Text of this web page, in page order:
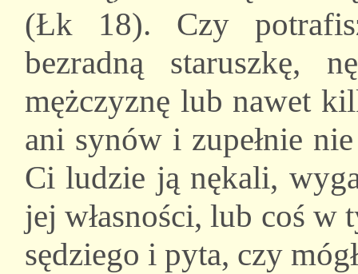
(Łk 18). Czy
bezradną staruszkę,
mężczyznę lub nawet
ani synów i zupełnie
Ci ludzie ją nękali,
jej własności, lub coś
sędziego i pyta, czy